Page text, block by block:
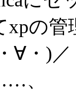
xpの管
∀・)／
、